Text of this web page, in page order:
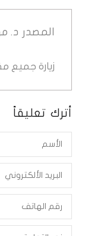
المصدر د.
زيارة جميع
أترك تعليقاً